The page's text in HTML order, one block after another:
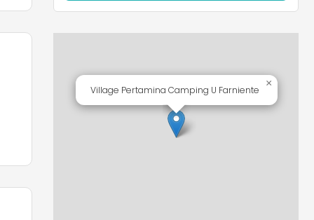
Village Pertamina Camping U Farniente
×